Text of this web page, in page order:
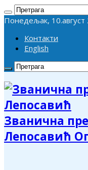
Понедељак, 10.август
Контакти
English
Званична
Лепосавић